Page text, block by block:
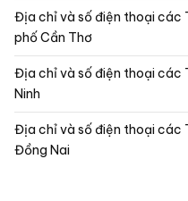
Địa chỉ và số điện thoại các
phố Cần Thơ
Địa chỉ và số điện thoại các
Ninh
Địa chỉ và số điện thoại các
Đồng Nai